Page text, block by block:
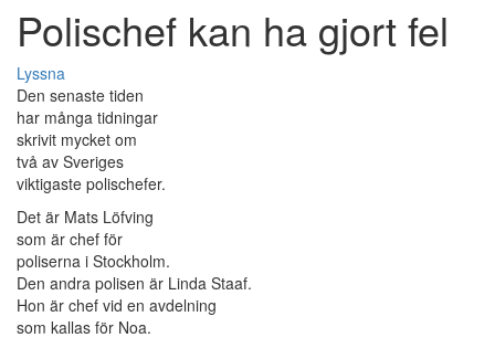
Polischef kan ha gjort fel
Lyssna
Den senaste tiden
har många tidningar
skrivit mycket om
två av Sveriges
viktigaste polischefer.
Det är Mats Löfving
som är chef för
poliserna i Stockholm.
Den andra polisen är Linda Staaf.
Hon är chef vid en avdelning
som kallas för Noa.